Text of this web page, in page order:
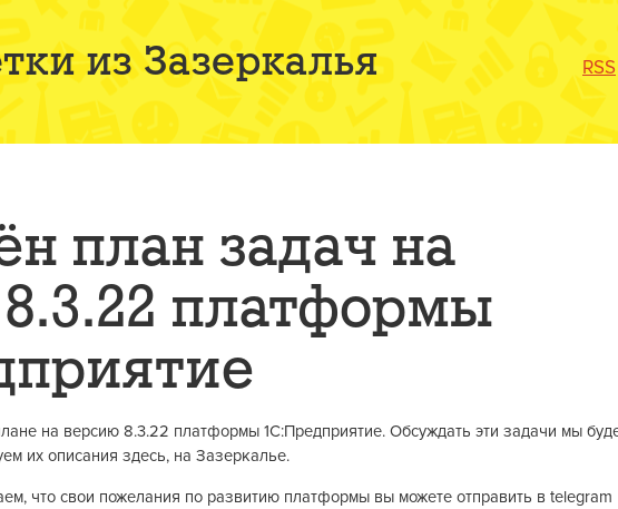
из Зазеркалья RSS
план задач на
платформы
на версию 8.3.22 платформы 1С:Предприятие. Обсуждать эти задачи мы
их описания здесь, на Зазеркалье.
что свои пожелания по развитию платформы вы можете отправить в telegram